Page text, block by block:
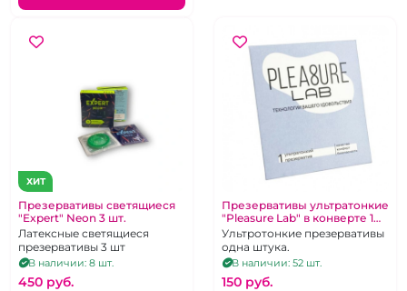
ХИТ
Презервативы светящиеся
"Expert" Neon 3 шт.
Латексные светящиеся
презервативы 3 шт
В наличии: 8 шт.
450 pуб.
Презервативы ультратонкие
"Pleasure Lab" в конверте 1
шт
Ультротонкие презервативы
одна штука.
В наличии: 52 шт.
150 pуб.